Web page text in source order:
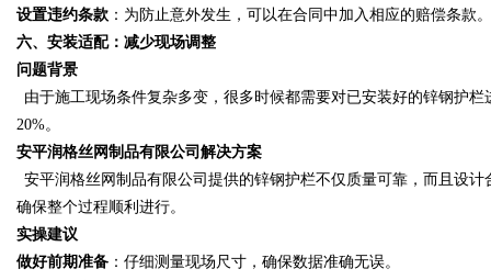
设置违约条款 ：为防止意外发生，可以在合同中加入相应的赔偿条款。
六、安装适配：减少现场调整
问题背景
由于施工现场条件复杂多变，很多时候都需要对已安装好的锌钢护
20%。
安平润格丝网制品有限公司 解决方案
安平润格丝网制品有限公司提供的锌钢护栏不仅质量可靠，而且设
确保整个过程顺利进行。
实操建议
做好前期准备 ：仔细测量现场尺寸，确保数据准确无误。